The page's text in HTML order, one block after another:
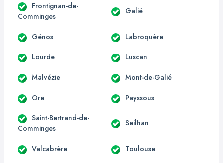
Frontignan-de-
Comminges
Galié
Génos Labroquère
Lourde Luscan
Malvézie Mont-de-Galié
Ore Payssous
Saint-Bertrand-de-
Comminges
Seilhan
Valcabrère Toulouse